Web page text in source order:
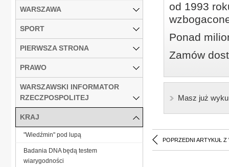
od 1993
Ponad
Zamów
Masz już
POPRZEDNI ARTYKUŁ Z
WARSZAWA
SPORT
PIERWSZA STRONA
PRAWO
WARSZAWSKI INFORMATOR
RZECZPOSPOLITEJ
KRAJ
"Wiedźmin" pod lupą
Badania DNA będą testem
wiarygodności